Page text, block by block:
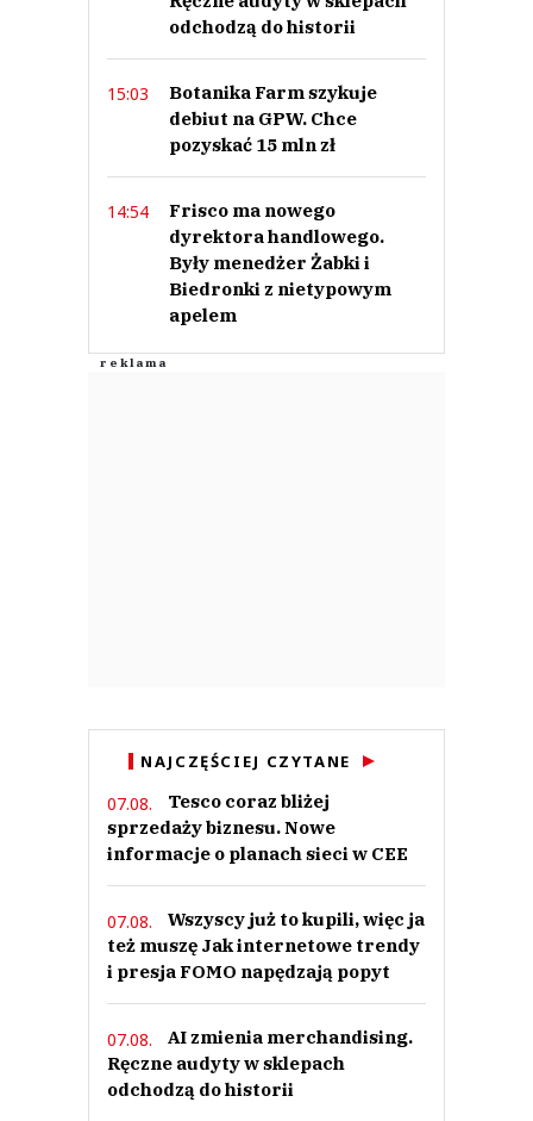
Anuluj
Prześlij komentarz
odchodzą do historii
15:03
Botanika Farm szykuje
debiut na GPW. Chce
pozyskać 15 mln zł
14:54
Frisco ma nowego
dyrektora handlowego.
Były menedżer Żabki i
Biedronki z nietypowym
apelem
NAJCZĘŚCIEJ CZYTANE
07.08.
Tesco coraz bliżej
sprzedaży biznesu. Nowe
informacje o planach sieci w CEE
07.08.
Wszyscy już to kupili, więc ja
też muszę Jak internetowe trendy
i presja FOMO napędzają popyt
07.08.
AI zmienia merchandising.
Ręczne audyty w sklepach
odchodzą do historii